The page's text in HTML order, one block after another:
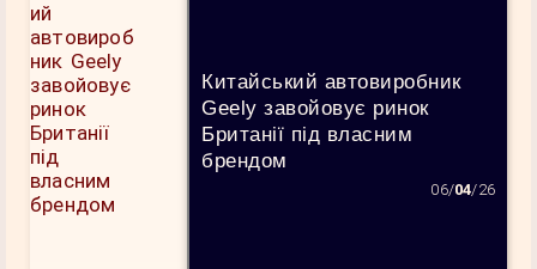
Китайський автовиробник
Geely завойовує ринок
Британії під власним
брендом
06/04/26